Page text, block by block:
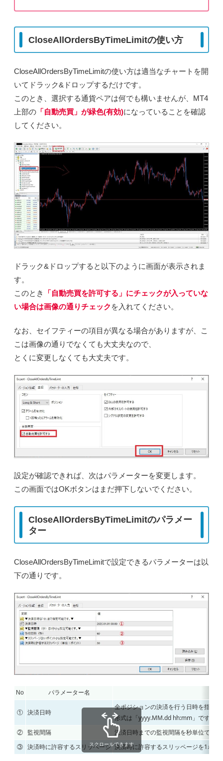
CloseAllOrdersByTimeLimitの使い方
CloseAllOrdersByTimeLimitの使い方は適当なチャートを開
いてドラック&ドロップするだけです。
このとき、選択する通貨ペアは何でも構いませんが、MT4
上部の 「自動売買」が緑色(有効)になっていることを確認
してください。
ドラック&ドロップすると以下のように画面が表示されま
す。
このとき
「自動売買を許可する」にチェックが入っていな
い場合は画像の通りチェック を入れてください。
なお、セイフティーの項目が異なる場合がありますが、こ
こは画像の通りでなくても大丈夫なので、
とくに変更しなくても大丈夫です。
設定が確認できれば、次はパラメーターを変更します。
この画面ではOKボタンはまだ押下しないでください。
CloseAllOrdersByTimeLimitのパラメー
ター
CloseAllOrdersByTimeLimitで設定できるパラメーターは以
下の通りです。
No パラメーター名
① 決済日時
全ポジションの決済を行う日時を指定
形式は「yyyy.MM.dd hh:mm」です。
② 監視間隔
決済日時までの監視間隔を秒単位で指
③ 決済時に許容するスリッページ 決済時に許容するスリッページを1ポ
スクロールできます